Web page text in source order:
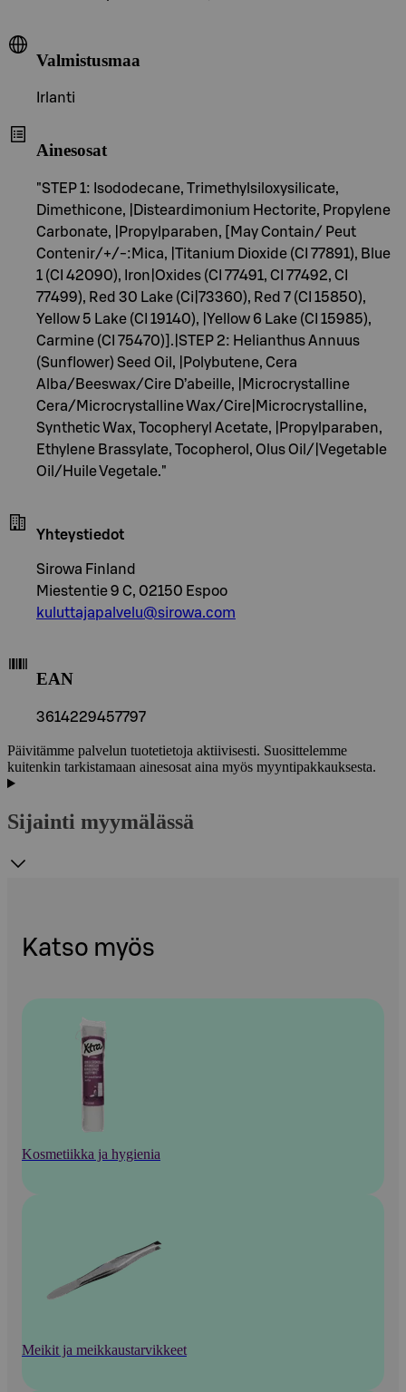
Valmistusmaa
Irlanti
Ainesosat
"STEP 1: Isododecane, Trimethylsiloxysilicate,
Dimethicone, |Disteardimonium Hectorite, Propylene
Carbonate, |Propylparaben, [May Contain/ Peut
Contenir/+/-:Mica, |Titanium Dioxide (CI 77891), Blue
1 (CI 42090), Iron|Oxides (CI 77491, CI 77492, CI
77499), Red 30 Lake (Ci|73360), Red 7 (CI 15850),
Yellow 5 Lake (CI 19140), |Yellow 6 Lake (CI 15985),
Carmine (CI 75470)].|STEP 2: Helianthus Annuus
(Sunflower) Seed Oil, |Polybutene, Cera
Alba/Beeswax/Cire D’abeille, |Microcrystalline
Cera/Microcrystalline Wax/Cire|Microcrystalline,
Synthetic Wax, Tocopheryl Acetate, |Propylparaben,
Ethylene Brassylate, Tocopherol, Olus Oil/|Vegetable
Oil/Huile Vegetale."
Yhteystiedot
Sirowa Finland
Miestentie 9 C, 02150 Espoo
kuluttajapalvelu@sirowa.com
EAN
3614229457797
Päivitämme palvelun tuotetietoja aktiivisesti. Suosittelemme
kuitenkin tarkistamaan ainesosat aina myös myyntipakkauksesta.
Sijainti myymälässä
Katso myös
Kosmetiikka ja hygienia
Meikit ja meikkaustarvikkeet